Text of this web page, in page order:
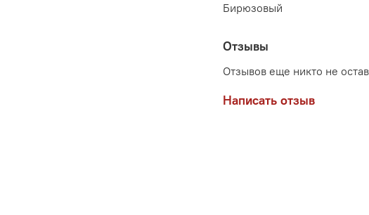
Бирюзовый
Отзывы
Отзывов еще никто не
Написать отзыв